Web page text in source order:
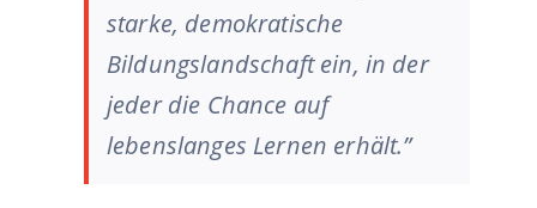
starke, demokratische
Bildungslandschaft ein, in der
jeder die Chance auf
lebenslanges Lernen erhält.”